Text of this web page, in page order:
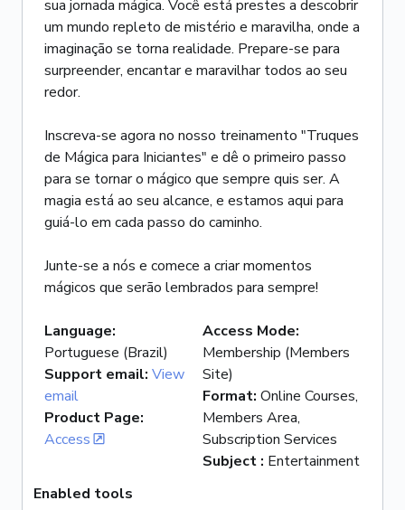
sua jornada mágica. Você está prestes a descobrir
um mundo repleto de mistério e maravilha, onde a
imaginação se torna realidade. Prepare-se para
surpreender, encantar e maravilhar todos ao seu
redor.
Inscreva-se agora no nosso treinamento "Truques
de Mágica para Iniciantes" e dê o primeiro passo
para se tornar o mágico que sempre quis ser. A
magia está ao seu alcance, e estamos aqui para
guiá-lo em cada passo do caminho.
Junte-se a nós e comece a criar momentos
mágicos que serão lembrados para sempre!
Language:
Portuguese (Brazil)
Support email: View
email
Product Page:
Access
Access Mode:
Membership (Members
Site)
Format: Online Courses,
Members Area,
Subscription Services
Subject : Entertainment
Enabled tools